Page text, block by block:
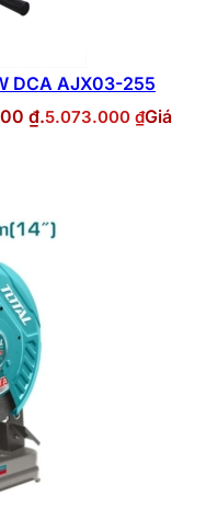
DCA AJX03-255
₫.5.073.000 ₫Giá